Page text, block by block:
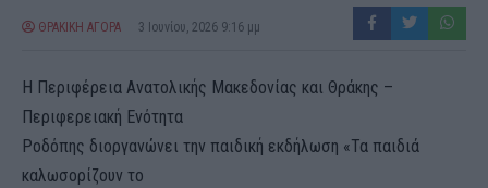
ΘΡΑΚΙΚΗ ΑΓΟΡΑ 3 Ιουνίου, 2026 9:16 μμ
Η Περιφέρεια Ανατολικής Μακεδονίας και Θράκης –
Περιφερειακή Ενότητα
Ροδόπης διοργανώνει την παιδική εκδήλωση «Τα παιδιά
καλωσορίζουν το